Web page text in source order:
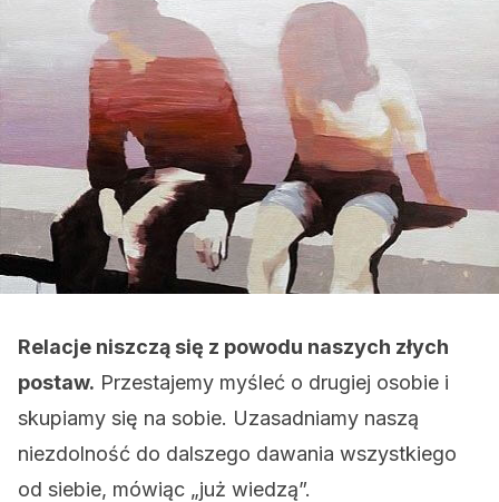
Relacje niszczą się z powodu naszych złych
postaw. Przestajemy myśleć o drugiej osobie i
skupiamy się na sobie. Uzasadniamy naszą
niezdolność do dalszego dawania wszystkiego
od siebie, mówiąc „już wiedzą”.